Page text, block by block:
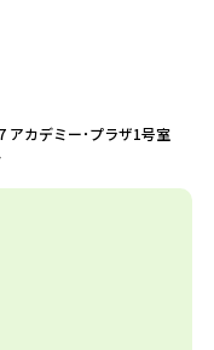
カデミー･プラザ1号室